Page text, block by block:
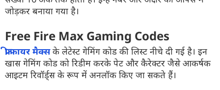
जोड़कर बनाया गया है।
Free Fire Max Gaming Codes
फ्री फायर मैक्सके लेटेस्ट गेमिंग कोड की लिस्ट नीचे दी गई है। इन
खास गेमिंग कोड को रिडीम करके पेट और कैरेक्टर जैसे आकर्षक
आइटम रिवॉर्ड्स के रूप में अनलॉक किए जा सकते हैं।